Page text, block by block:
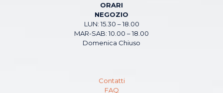
ORARI
NEGOZIO
LUN: 15.30 – 18.00
MAR-SAB: 10.00 – 18.00
Domenica Chiuso
Contatti
FAQ